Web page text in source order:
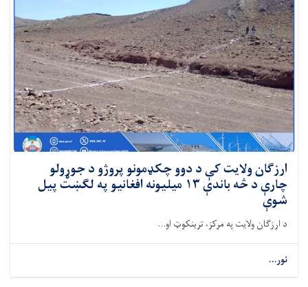
ارزګان ولایت کې د دوو چکډمونو پروژو د جوړولو
چارې د څه باندې ۱۳‌ میلیونه افغانیو په لګښت پیل
شوې
د ارزګان ولایت په مرکز، ترینکوټ او...
نور...